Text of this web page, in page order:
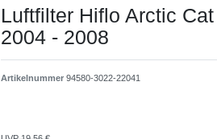
Luftfilter Hiflo Arctic
2004 - 2008
Artikelnummer 94580-3022-22041